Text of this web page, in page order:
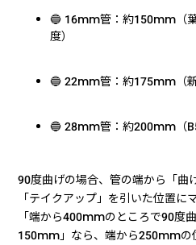
🔵 16mm管：約150mm（
度）
🔵 22mm管：約175mm（新
🔵 28mm管：約200mm（
90度曲げの場合、管の端から「曲
「テイクアップ」を引いた位置に
「端から400mmのところで90度
150mm」なら、端から250mmの